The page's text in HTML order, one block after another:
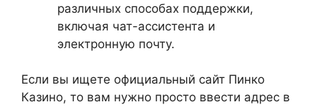
различных способах поддержки,
включая чат-ассистента и
электронную почту.
Если вы ищете официальный сайт Пинко
Казино, то вам нужно просто ввести адрес в